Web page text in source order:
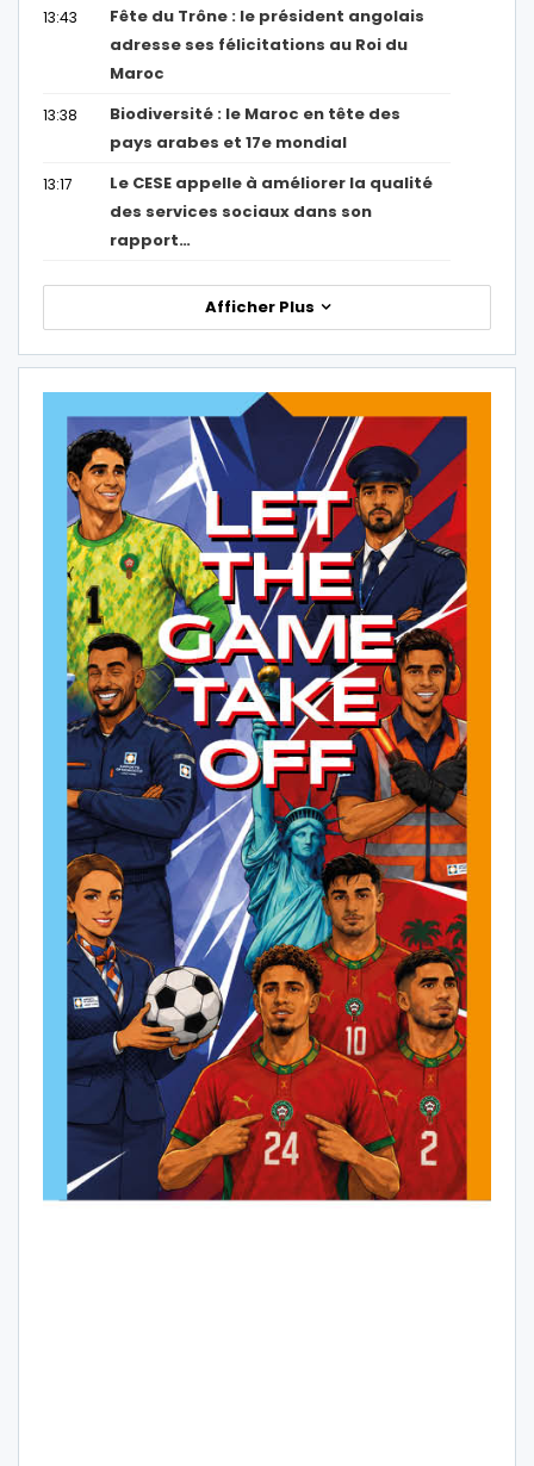
13:43
Fête du Trône : le président angolais
adresse ses félicitations au Roi du
Maroc
13:38
Biodiversité : le Maroc en tête des
pays arabes et 17e mondial
13:17
Le CESE appelle à améliorer la qualité
des services sociaux dans son
rapport…
Afficher Plus